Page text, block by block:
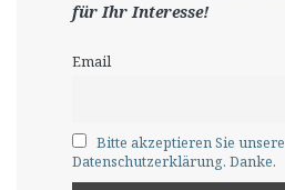
für Ihr Interesse!
Email
Bitte akzeptieren Sie unsere
Datenschutzerklärung. Danke.